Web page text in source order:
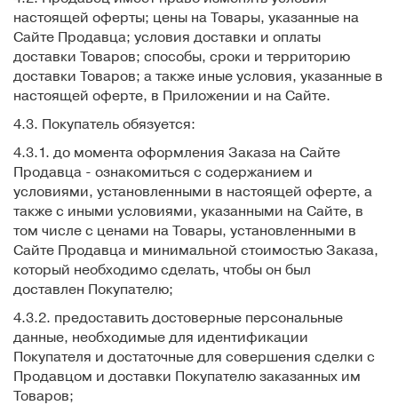
настоящей оферты; цены на Товары, указанные на
Сайте Продавца; условия доставки и оплаты
доставки Товаров; способы, сроки и территорию
доставки Товаров; а также иные условия, указанные в
настоящей оферте, в Приложении и на Сайте.
4.3. Покупатель обязуется:
4.3.1. до момента оформления Заказа на Сайте
Продавца - ознакомиться с содержанием и
условиями, установленными в настоящей оферте, а
также с иными условиями, указанными на Сайте, в
том числе с ценами на Товары, установленными в
Сайте Продавца и минимальной стоимостью Заказа,
который необходимо сделать, чтобы он был
доставлен Покупателю;
4.3.2. предоставить достоверные персональные
данные, необходимые для идентификации
Покупателя и достаточные для совершения сделки с
Продавцом и доставки Покупателю заказанных им
Товаров;